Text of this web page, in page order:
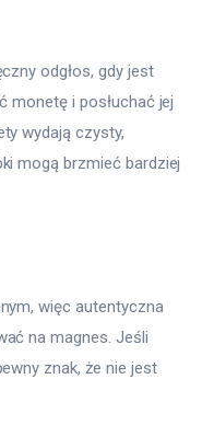
odgłos, gdy jest
monetę i posłuchać jej
wydają czysty,
mogą brzmieć bardziej
więc autentyczna
na magnes. Jeśli
znak, że nie jest